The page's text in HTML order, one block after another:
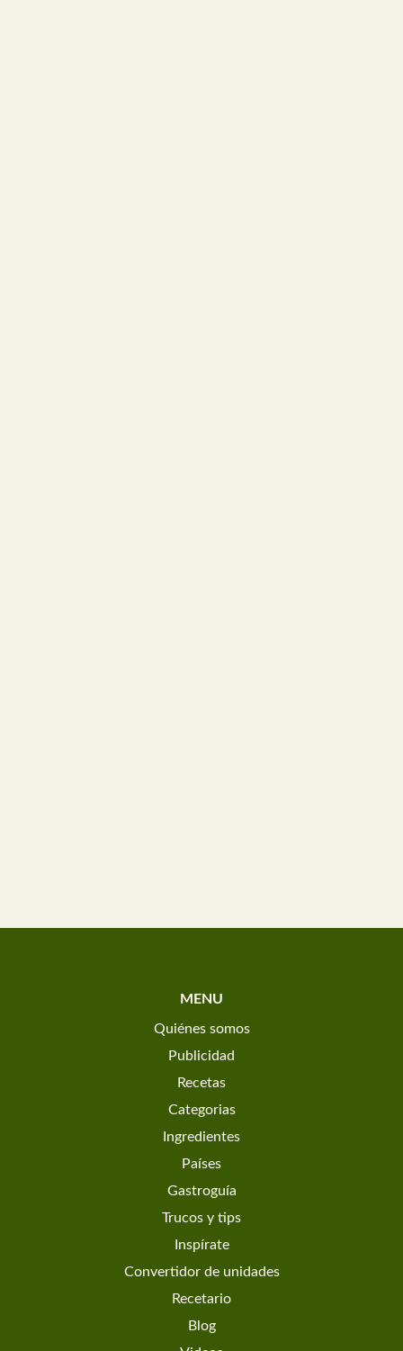
MENU
Quiénes somos
Publicidad
Recetas
Categorias
Ingredientes
Países
Gastroguía
Trucos y tips
Inspírate
Convertidor de unidades
Recetario
Blog